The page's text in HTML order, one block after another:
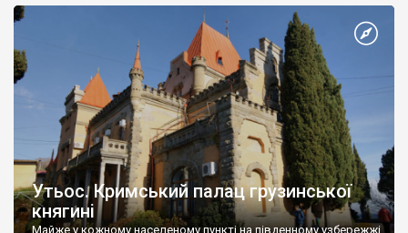
Утьос. Кримський палац грузинської
княгині
Майже у кожному населеному пункті на південному узбережжі